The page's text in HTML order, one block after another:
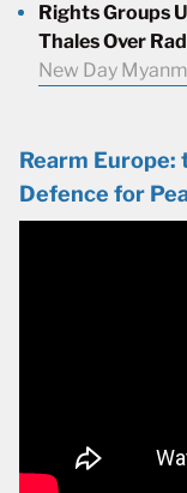
Rights Groups
Thales Over
New Day
Rearm Europe:
Defence for